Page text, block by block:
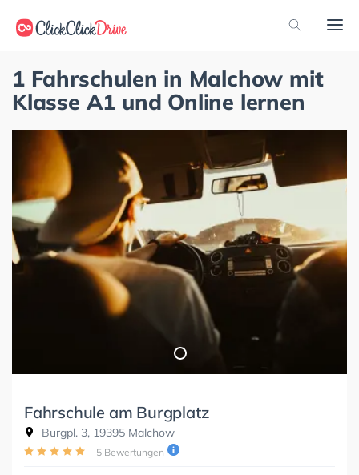
1 Fahrschulen in Malchow mit
Klasse A1 und Online lernen
Fahrschule am Burgplatz
Burgpl. 3, 19395 Malchow
5 Bewertungen